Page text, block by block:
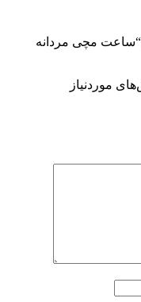
“ساعت مچی مردانه
موردنیاز